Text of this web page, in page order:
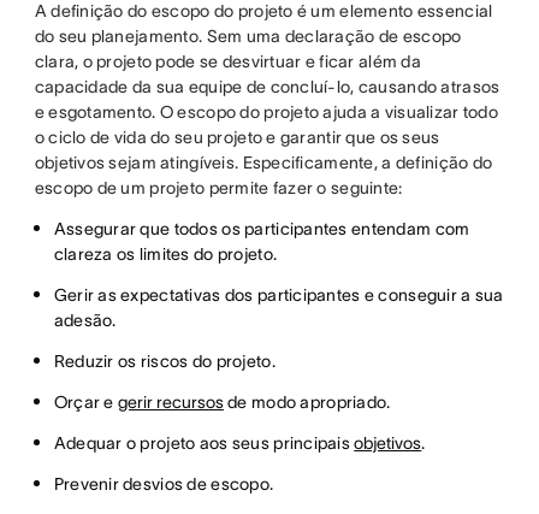
A definição do escopo do projeto é um elemento essencial
do seu planejamento. Sem uma declaração de escopo
clara, o projeto pode se desvirtuar e ficar além da
capacidade da sua equipe de concluí-lo, causando atrasos
e esgotamento. O escopo do projeto ajuda a visualizar todo
o ciclo de vida do seu projeto e garantir que os seus
objetivos sejam atingíveis. Especificamente, a definição do
escopo de um projeto permite fazer o seguinte:
Assegurar que todos os participantes entendam com
clareza os limites do projeto.
Gerir as expectativas dos participantes e conseguir a sua
adesão.
Reduzir os riscos do projeto.
Orçar e gerir recursosde modo apropriado.
Adequar o projeto aos seus principaisobjetivos.
Prevenir desvios de escopo.